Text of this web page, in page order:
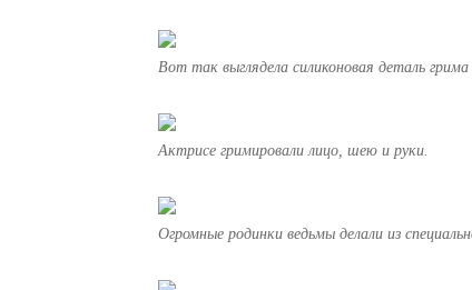
Вот так выглядела силиконовая деталь
Актрисе гримировали лицо, шею и руки.
Огромные родинки ведьмы делали из